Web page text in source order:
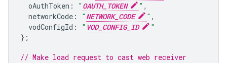
oAuthToken : " OAUTH_TOKEN " ,
networkCode : " NETWORK_CODE " ,
vodConfigId : " VOD_CONFIG_ID
"
};
// Make load request to cast web receiver